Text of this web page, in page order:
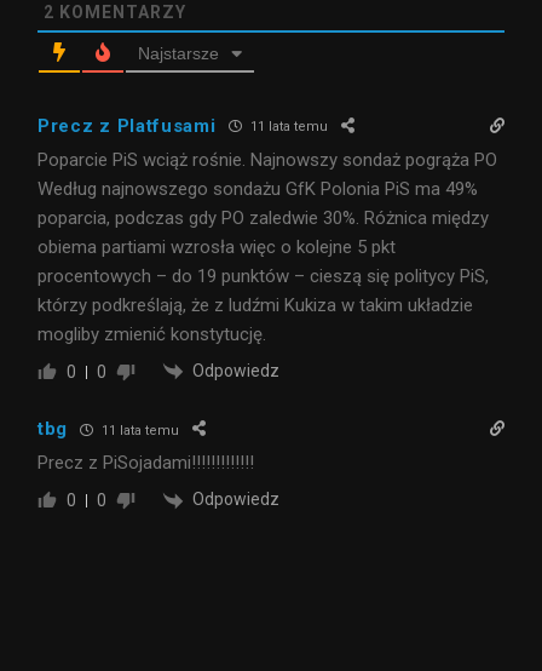
2 KOMENTARZY
Najstarsze
Precz z Platfusami 11 lata temu
Poparcie PiS wciąż rośnie. Najnowszy sondaż pogrąża PO
Według najnowszego sondażu GfK Polonia PiS ma 49%
poparcia, podczas gdy PO zaledwie 30%. Różnica między
obiema partiami wzrosła więc o kolejne 5 pkt
procentowych – do 19 punktów – cieszą się politycy PiS,
którzy podkreślają, że z ludźmi Kukiza w takim układzie
mogliby zmienić konstytucję.
0 0 Odpowiedz
tbg 11 lata temu
Precz z PiSojadami!!!!!!!!!!!!!
0 0 Odpowiedz